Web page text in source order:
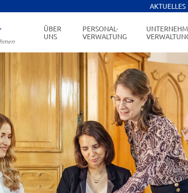
AKTUELLES
ÜBER
UNS
PERSONAL-
VERWALTUNG